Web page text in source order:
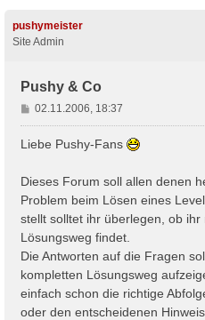
pushymeister
Site Admin
Pushy & Co
B
e
a
g
02.11.2006, 18:37
Liebe Pushy-Fans
Dieses Forum soll allen denen
Problem beim Lösen eines
stellt solltet ihr überlegen, ob
Lösungsweg findet.
Die Antworten auf die Fragen
kompletten Lösungsweg
einfach schon die richtige
oder den entscheidenen